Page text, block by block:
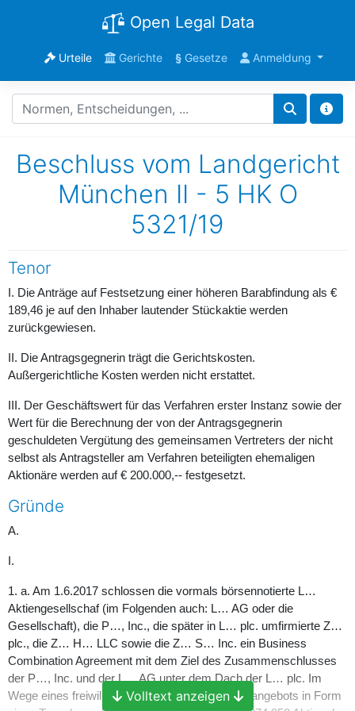
Open Legal Data
Urteile Gerichte §Gesetze Anmeldung
Beschluss vom Landgericht
München II - 5 HK O
5321/19
Tenor
I. Die Anträge auf Festsetzung einer höheren Barabfindung als €
189,46 je auf den Inhaber lautender Stückaktie werden
zurückgewiesen.
II. Die Antragsgegnerin trägt die Gerichtskosten.
Außergerichtliche Kosten werden nicht erstattet.
III. Der Geschäftswert für das Verfahren erster Instanz sowie der
Wert für die Berechnung der von der Antragsgegnerin
geschuldeten Vergütung des gemeinsamen Vertreters der nicht
selbst als Antragsteller am Verfahren beteiligten ehemaligen
Aktionäre werden auf € 200.000,-- festgesetzt.
Gründe
A.
I.
1. a. Am 1.6.2017 schlossen die vormals börsennotierte L…
Aktiengesellschaf (im Folgenden auch: L… AG oder die
Gesellschaft), die P…, Inc., die später in L… plc. umfirmierte Z…
plc., die Z… H… LLC sowie die Z… S… Inc. ein Business
Combination Agreement mit dem Ziel des Zusammenschlusses
der P…, Inc. und der L… AG unter dem Dach der L… plc. Im
Wege eines freiwilligen öffentlichen Übernahmeangebots in Form
Volltext anzeigen